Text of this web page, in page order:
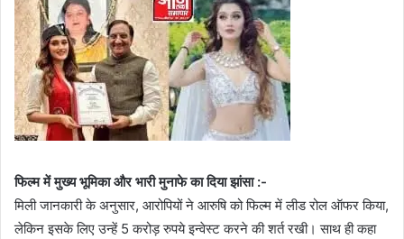
फिल्म में मुख्य भूमिका और भारी मुनाफे का दिया झांसा :-
मिली जानकारी के अनुसार, आरोपियों ने आरुषि को फिल्म में लीड रोल ऑफर किया,
लेकिन इसके लिए उन्हें 5 करोड़ रुपये इन्वेस्ट करने की शर्त रखी। साथ ही कहा